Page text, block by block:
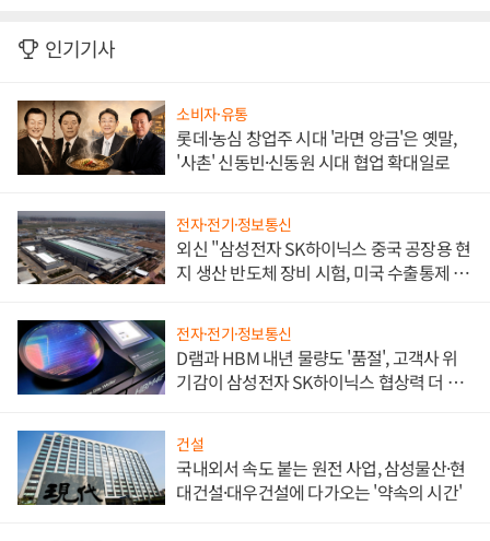
인기기사
소비자·유통
롯데·농심 창업주 시대 '라면 앙금'은 옛말,
'사촌' 신동빈·신동원 시대 협업 확대일로
전자·전기·정보통신
외신 "삼성전자 SK하이닉스 중국 공장용 현
지 생산 반도체 장비 시험, 미국 수출통제 대
전자·전기·정보통신
D램과 HBM 내년 물량도 '품절', 고객사 위
기감이 삼성전자 SK하이닉스 협상력 더 키
건설
국내외서 속도 붙는 원전 사업, 삼성물산·현
대건설·대우건설에 다가오는 '약속의 시간'